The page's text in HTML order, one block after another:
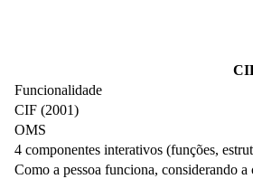
Funcionalidade
CIF (2001)
OMS
4 componentes interativos (funções,
Como a pessoa funciona, considerando